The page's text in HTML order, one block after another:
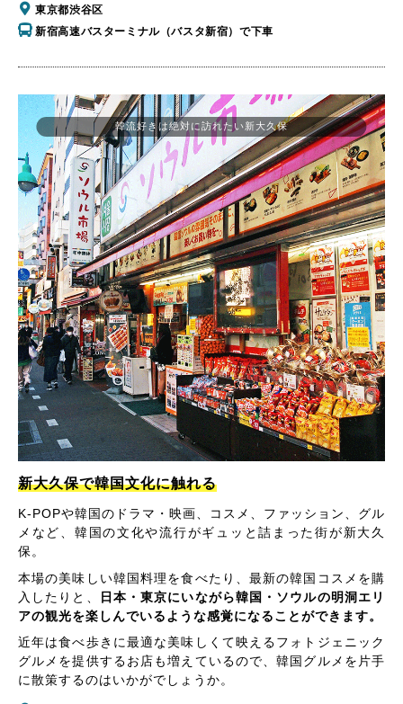
東京都渋谷区
新宿高速バスターミナル（バスタ新宿）で下車
韓流好きは絶対に訪れたい新大久保
新大久保で韓国文化に触れる
K-POPや韓国のドラマ・映画、コスメ、ファッション、グル
メなど、韓国の文化や流行がギュッと詰まった街が新大久
保。
本場の美味しい韓国料理を食べたり、最新の韓国コスメを購
入したりと、
日本・東京にいながら韓国・ソウルの明洞エリ
アの観光を楽しんでいるような感覚になることができます。
近年は食べ歩きに最適な美味しくて映えるフォトジェニック
グルメを提供するお店も増えているので、韓国グルメを片手
に散策するのはいかがでしょうか。